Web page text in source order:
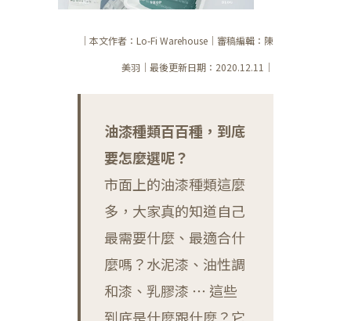
｜本文作者：Lo-Fi Warehouse｜審稿編輯：陳
美羽｜最後更新日期：2020.12.11｜
油漆種類百百種，到底
要怎麼選呢？
市面上的油漆種類這麼
多，大家真的知道自己
最需要什麼、最適合什
麼嗎？水泥漆、油性調
和漆、乳膠漆 ⋯ 這些